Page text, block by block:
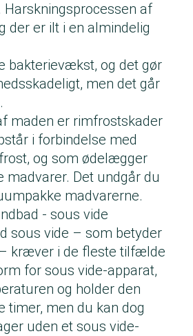
af
der er ilt i en almindelig
bakterievækst, og det gør
men det går
maden er rimfrostskader
i forbindelse med
og som ødelægger
madvarer. Det undgår du
madvarerne.
- sous vide
sous vide – som betyder
– kræver i de fleste tilfælde
for sous vide-apparat,
og holder den
timer, men du kan dog
uden et sous vide-